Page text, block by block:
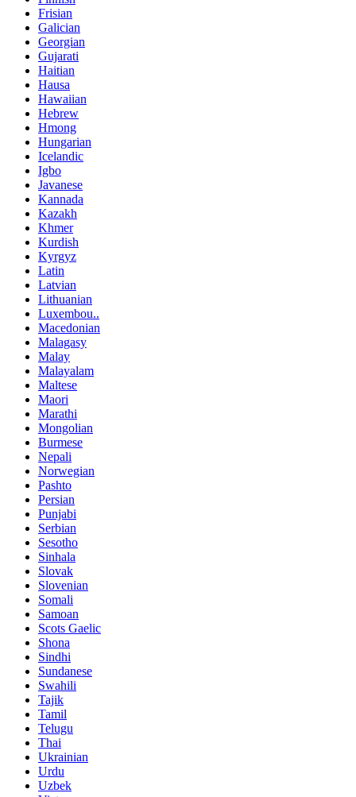
Frisian
Galician
Georgian
Gujarati
Haitian
Hausa
Hawaiian
Hebrew
Hmong
Hungarian
Icelandic
Igbo
Javanese
Kannada
Kazakh
Khmer
Kurdish
Kyrgyz
Latin
Latvian
Lithuanian
Luxembou..
Macedonian
Malagasy
Malay
Malayalam
Maltese
Maori
Marathi
Mongolian
Burmese
Nepali
Norwegian
Pashto
Persian
Punjabi
Serbian
Sesotho
Sinhala
Slovak
Slovenian
Somali
Samoan
Scots Gaelic
Shona
Sindhi
Sundanese
Swahili
Tajik
Tamil
Telugu
Thai
Ukrainian
Urdu
Uzbek